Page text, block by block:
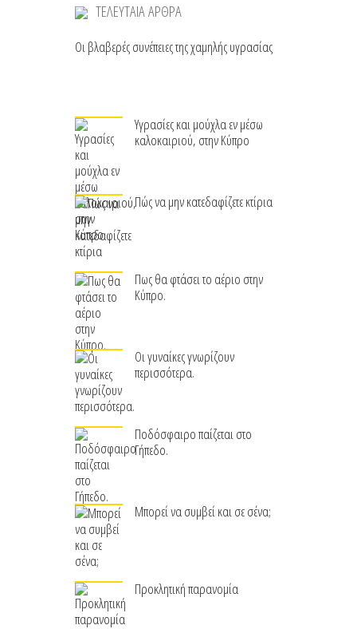
ΤΕΛΕΥΤΑΙΑ ΑΡΘΡΑ
Οι βλαβερές συνέπειες της χαμηλής υγρασίας
Υγρασίες και μούχλα εν μέσω
καλοκαιριού, στην Κύπρο
Πώς να μην κατεδαφίζετε κτίρια
Πως θα φτάσει το αέριο στην
Κύπρο.
Οι γυναίκες γνωρίζουν
περισσότερα.
Ποδόσφαιρο παίζεται στο
Γήπεδο.
Μπορεί να συμβεί και σε σένα;
Προκλητική παρανομία